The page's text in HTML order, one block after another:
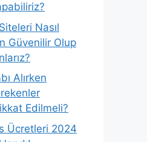
Nasıl
Güvenilir Olup
Alırken
Edilmeli?
Ücretleri 2024